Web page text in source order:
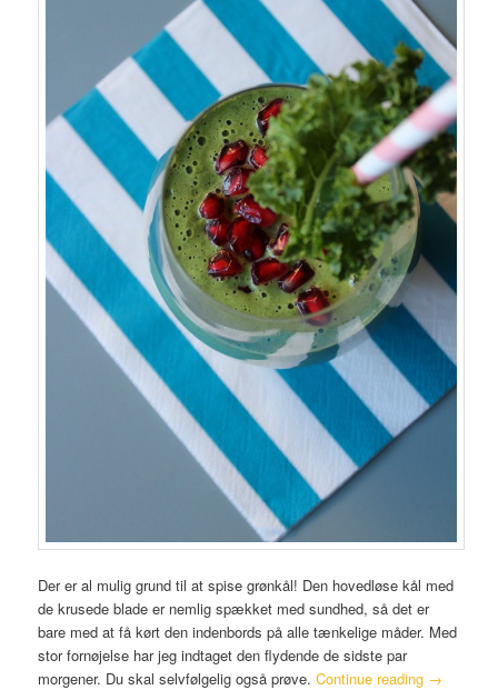
Der er al mulig grund til at spise grønkål! Den hovedløse kål med
de krusede blade er nemlig spækket med sundhed, så det er
bare med at få kørt den indenbords på alle tænkelige måder. Med
stor fornøjelse har jeg indtaget den flydende de sidste par
morgener. Du skal selvfølgelig også prøve.Continue reading →